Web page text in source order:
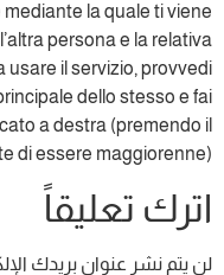
la quale ti viene
persona e la relativa
usare il servizio, provvedi
dello stesso e fai
a destra (premendo il
di essere maggiorenne).
اترك تعليقاً
لن يتم نشر عنوان بريدك